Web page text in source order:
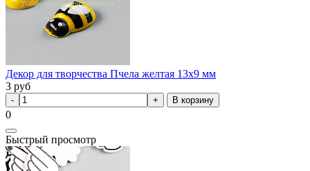
Декор для творчества Пчела желтая 13х9 мм
3 руб
В корзину
0
Быстрый просмотр